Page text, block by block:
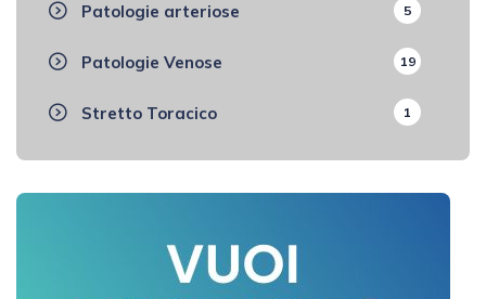
Patologie arteriose 5
Patologie Venose 19
Stretto Toracico 1